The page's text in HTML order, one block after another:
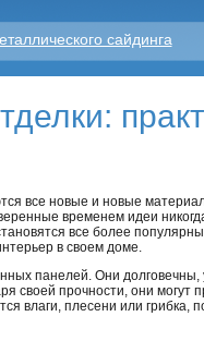
сайдинга
все новые и новые
временем идеи
все более
в своем доме.
панелей. Они долговечны,
своей прочности, они могут
влаги, плесени или грибка,